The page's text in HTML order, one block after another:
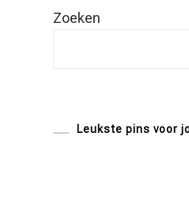
Zoeken
Leukste pins voor